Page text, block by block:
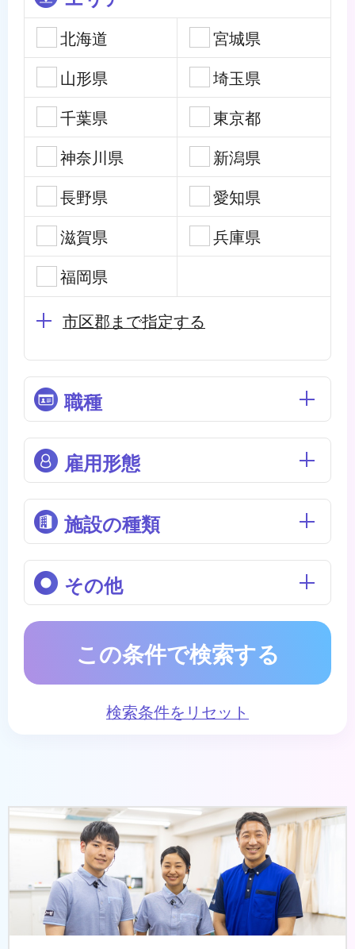
北海道 宮城県
山形県 埼玉県
千葉県 東京都
神奈川県 新潟県
長野県 愛知県
滋賀県 兵庫県
福岡県
市区郡まで指定する
職種
雇用形態
施設の種類
その他
この条件で検索する
検索条件をリセット